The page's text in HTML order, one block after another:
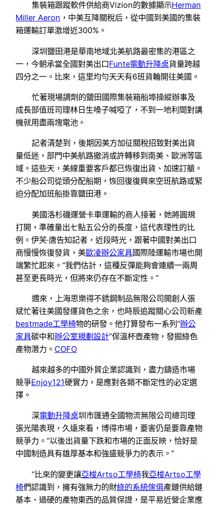
集裝箱跟蹤軟件供給商Vizion的數據顯示Herman
Miller Aeron ，中美互降關稅后，從中國到美國的集裝
箱運輸訂單激增近300%。
深圳鹽田港是華南地域北美航路最密集的港區之
一，今朝承當全國對美出口Funte電動升降桌貨量跨越
四分之一。比來，這里均勻天天有6班貨輪開往美國。
忙著現場調劑的鹽田國際集裝箱船埠操縱辦事及
成長部值班司理林日生嗓子喊啞了，不到一地利間對講
機就用盡兩塊電池。
記者清楚到，後期因美方加征關稅招致對美出貨
量低迷，部門中美航路撤消或許轉移到南美、歐洲等區
域。這些天，美線重要客戶都已恢復出貨、加速訂艙。
不少船公司從頭分配船期，恢回復復興來空班航路或緊
迫分配加班船掛靠鹽田港。
美國洛杉磯運營卡車運輸的商人接著，她將圓規
打開，準確量出七點五公分的長度，這代表理性的比
例。伊芙·唐告知記者，近段時光，跟著中國對美出口
商慢慢恢復發貨，美歐凌辦公家具國際陸運輸市場也開
端繁忙起來。“我們估計，這種反彈能夠會連續一兩周
甚至更長時光，但將來仍存在不斷定性。”
邇來，上海思樂得不銹鋼制品無限公司開創人張
斌忙著往美國發運貨色之余，也時辰追蹤關心公司新產
bestmade工學椅物的研發。他打算發布一系列“辦公
家具碳中和辦公室規劃設計”保溫杯壺產物，發掘綠色
產物潛力。 COFO
越來越多的中國外貿企業認識到，盡力鑄造市場
競爭Enjoy121硬實力，是應對各類不斷定性的必定選
擇。
深電動升降桌圳市匯通全國物流無限公司總司理
張光陽表現，久遠來看，博得市場，要害仍是要靠產物
競爭力。“以後出貨量下跌和市場的正面反映，恰好是
中國制造具有雄厚基本和強盛競爭力的表示。”
“比來的變更讓亞梭Artso工學椅我亞梭Artso工學
椅們認識到，擁有強無力的財綠的系統傢俱產鏈供給鏈
基本、過硬的產物東西的品質保證，是平易近營企業應